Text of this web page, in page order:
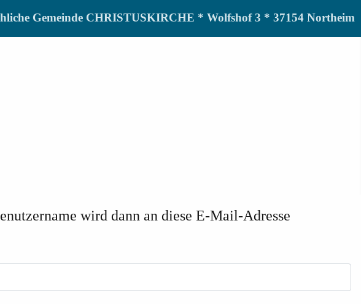
Gemeinde CHRISTUSKIRCHE * Wolfshof 3 * 37154 Northeim
wird dann an diese E-Mail-Adresse